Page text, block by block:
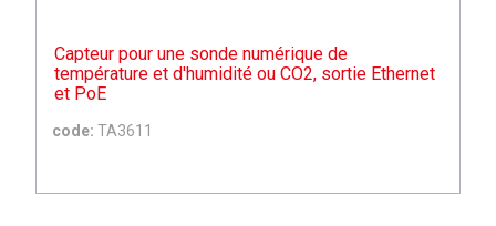
Capteur pour une sonde numérique de
température et d'humidité ou CO2, sortie Ethernet
et PoE
code: TA3611